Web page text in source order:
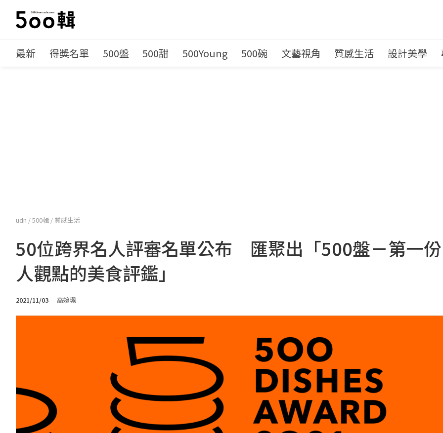
最新 得獎名單 500盤 500甜 500Young 500碗 文藝視角 質感生活 設計美學
udn /500輯 / 質感生活
50位跨界名人評審名單公布 匯聚出「500盤－第一
人觀點的美食評鑑」
2021/11/03 高婉珮